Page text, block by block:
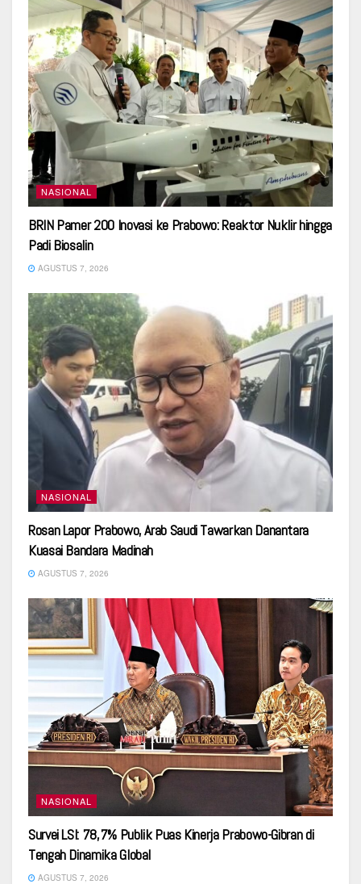
NASIONAL
BRIN Pamer 200 Inovasi ke Prabowo: Reaktor Nuklir hingga
Padi Biosalin
AGUSTUS 7, 2026
NASIONAL
Rosan Lapor Prabowo, Arab Saudi Tawarkan Danantara
Kuasai Bandara Madinah
AGUSTUS 7, 2026
NASIONAL
Survei LSI: 78,7% Publik Puas Kinerja Prabowo-Gibran di
Tengah Dinamika Global
AGUSTUS 7, 2026